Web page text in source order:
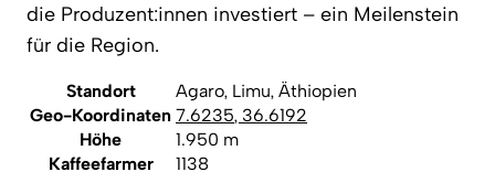
die Produzent:innen investiert – ein Meilenstein
für die Region.
Standort
Agaro, Limu, Äthiopien
Geo-Koordinaten 7.6235, 36.6192
Höhe
1.950 m
Kaffeefarmer
1138